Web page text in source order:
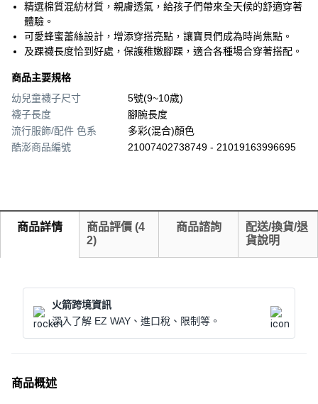
精選棉質混紡材質，親膚透氣，給孩子們帶來全天候的舒適穿著
體驗。
可愛蜂蜜蕾絲設計，增添穿搭亮點，讓寶貝們成為時尚焦點。
及踝襪長度恰到好處，保護稚嫩腳踝，適合各種場合穿著搭配。
商品主要規格
幼兒童襪子尺寸
5號(9~10歲)
襪子長度
腳腕長度
流行服飾/配件 色系
多彩(混合)顏色
酷澎商品編號
21007402738749 - 21019163996695
商品詳情 商品評價 (4
2)
商品諮詢
配送/換貨/退
貨說明
火箭跨境資訊
深入了解 EZ WAY、進口稅、限制等。
商品概述